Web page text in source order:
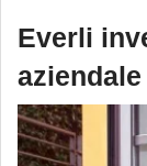
Everli
aziendale